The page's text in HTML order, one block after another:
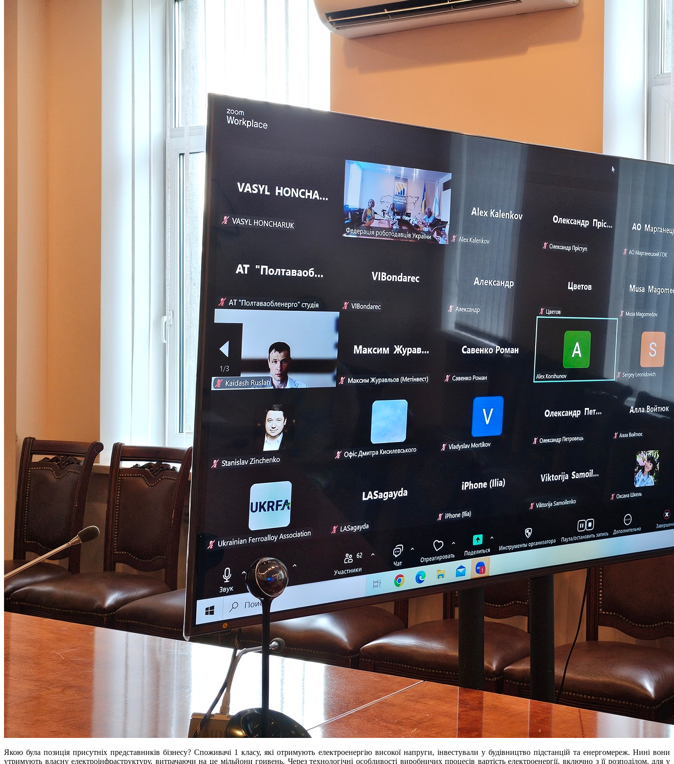
Якою була позиція присутніх представників бізнесу? Споживачі 1 класу, які отримують електроенергію високої напруги, інвестували у будівництво підстанцій та енергомереж. Нині вони
утримують власну електроінфраструктуру, витрачаючи на це мільйони гривень. Через технологічні особливості виробничих процесів вартість електроенергії, включно з її розподілом, для у